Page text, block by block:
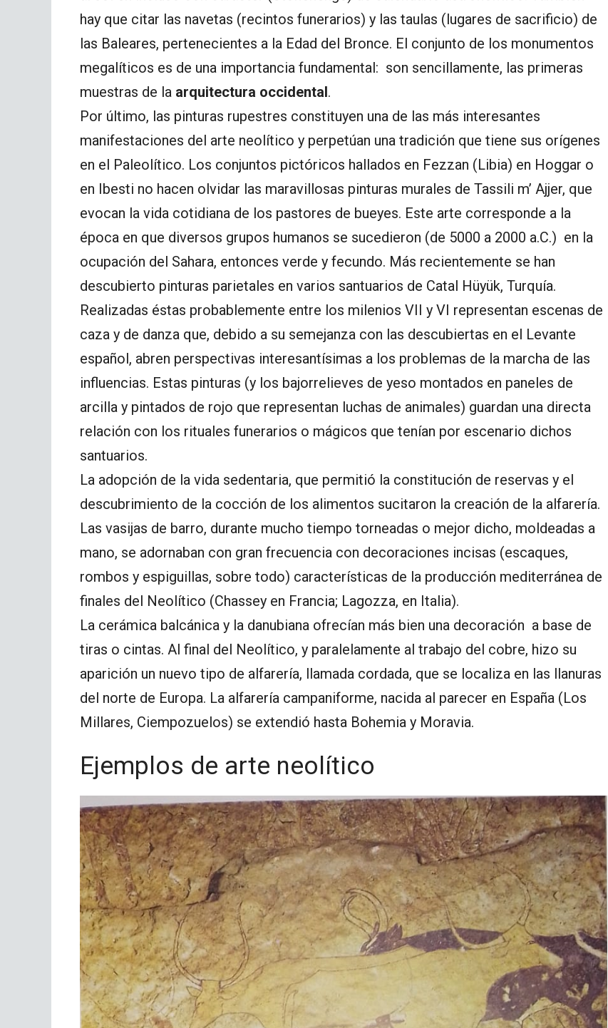
hay que citar las navetas (recintos funerarios) y las taulas (lugares de sacrificio) de
las Baleares, pertenecientes a la Edad del Bronce. El conjunto de los monumentos
megalíticos es de una importancia fundamental: son sencillamente, las primeras
muestras de la arquitectura occidental.
Por último, las pinturas rupestres constituyen una de las más interesantes
manifestaciones del arte neolítico y perpetúan una tradición que tiene sus orígenes
en el Paleolítico. Los conjuntos pictóricos hallados en Fezzan (Libia) en Hoggar o
en Ibesti no hacen olvidar las maravillosas pinturas murales de Tassili m’ Ajjer, que
evocan la vida cotidiana de los pastores de bueyes. Este arte corresponde a la
época en que diversos grupos humanos se sucedieron (de 5000 a 2000 a.C.) en la
ocupación del Sahara, entonces verde y fecundo. Más recientemente se han
descubierto pinturas parietales en varios santuarios de Catal Hüyük, Turquía.
Realizadas éstas probablemente entre los milenios VII y VI representan escenas de
caza y de danza que, debido a su semejanza con las descubiertas en el Levante
español, abren perspectivas interesantísimas a los problemas de la marcha de las
influencias. Estas pinturas (y los bajorrelieves de yeso montados en paneles de
arcilla y pintados de rojo que representan luchas de animales) guardan una directa
relación con los rituales funerarios o mágicos que tenían por escenario dichos
santuarios.
La adopción de la vida sedentaria, que permitió la constitución de reservas y el
descubrimiento de la cocción de los alimentos sucitaron la creación de la alfarería.
Las vasijas de barro, durante mucho tiempo torneadas o mejor dicho, moldeadas a
mano, se adornaban con gran frecuencia con decoraciones incisas (escaques,
rombos y espiguillas, sobre todo) características de la producción mediterránea de
finales del Neolítico (Chassey en Francia; Lagozza, en Italia).
La cerámica balcánica y la danubiana ofrecían más bien una decoración a base de
tiras o cintas. Al final del Neolítico, y paralelamente al trabajo del cobre, hizo su
aparición un nuevo tipo de alfarería, llamada cordada, que se localiza en las llanuras
del norte de Europa. La alfarería campaniforme, nacida al parecer en España (Los
Millares, Ciempozuelos) se extendió hasta Bohemia y Moravia.
Ejemplos de arte neolítico